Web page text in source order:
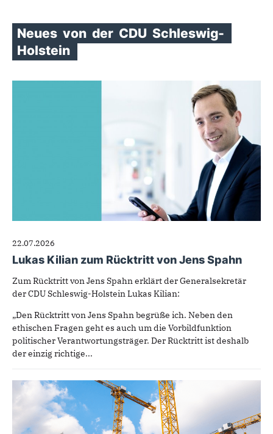
Neues von der CDU Schleswig-
Holstein
22.07.2026
Lukas Kilian zum Rücktritt von Jens Spahn
Zum Rücktritt von Jens Spahn erklärt der Generalsekretär
der CDU Schleswig-Holstein Lukas Kilian:
„Den Rücktritt von Jens Spahn begrüße ich. Neben den
ethischen Fragen geht es auch um die Vorbildfunktion
politischer Verantwortungsträger. Der Rücktritt ist deshalb
der einzig richtige...